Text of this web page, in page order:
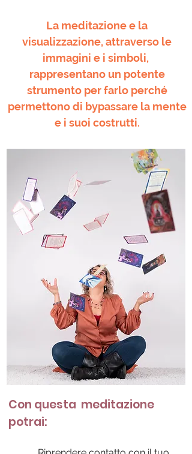
La meditazione e la
visualizzazione, attraverso le
immagini e i simboli,
rappresentano un potente
strumento per farlo perché
permettono di bypassare la mente
e i suoi costrutti.
Con questa meditazione
potrai: